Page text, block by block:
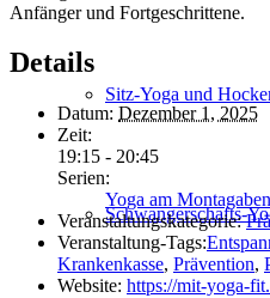
Sitz-Yoga und
Schwanger­schafts-
Anfänger und Fortgeschrittene.
Details
Datum: Dezember 1, 2025
Zeit:
19:15 - 20:45
Serien:
Yoga am
Veranstaltungskategorie:
Veranstaltung-Tags:
Krankenkasse, Prävention,
Website: https://mit-yoga-